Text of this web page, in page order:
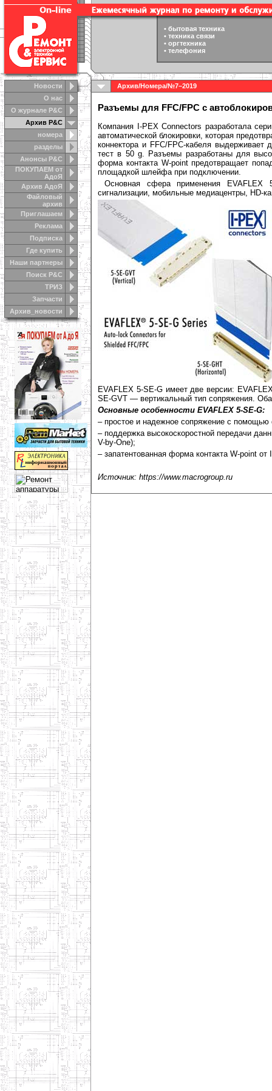
Новости
О нас
О журнале Р&С
Архив Р&С
номера
разделы
Анонсы Р&C
ПОКУПАЕМ от
АдоЯ
Архив АдоЯ
Файловый
архив
Приглашаем
Реклама
Подписка
Где купить
Наши партнеры
Поиск Р&С
ТРИЗ
Запчасти
Архив_новости
• бытовая техника
• техника связи
• оргтехника
• телефония
Архив/Номера/№7–2019
Разъемы для FFC/FPC с
Компания I-PEX Connectors разработала
автоматической блокировки, которая
коннектора и FFC/FPC-кабеля
тест в 50 g. Разъемы разработаны для
форма контакта W-point предотвращает
площадкой шлейфа при подключении.
Основная сфера применения EVAFLEX
сигнализации, мобильные медиацентры, HD-
EVAFLEX 5-SE-G имеет две версии:
SE-GVT — вертикальный тип сопряжения.
Основные особенности EVAFLEX 5-SE-G:
– простое и надежное сопряжение с помощью
– поддержка высокоскоростной передачи
V-by-One);
– запатентованная форма контакта W-point от
Источник: https://www.macrogroup.ru